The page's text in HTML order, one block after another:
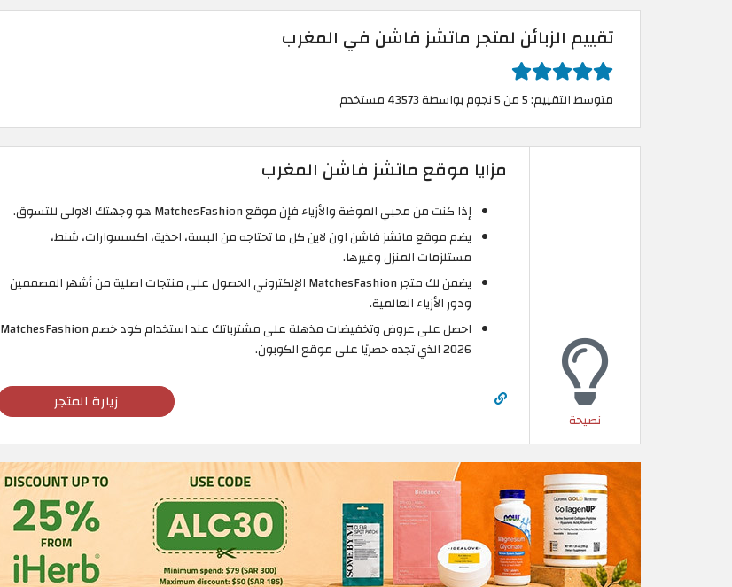
تقييم الزبائن لمتجر ماتشز فاشن في المغرب
متوسط التقييم: 5 من 5 نجوم بواسطة 43573 مستخدم
نصيحة
مزايا موقع ماتشز فاشن المغرب
إذا كنت من محبي الموضة والأزياء فإن موقع MatchesFashion هو وجهتك الاولى للتسوق.
يضم موقع ماتشز فاشن اون لاين كل ما تحتاجه من البسة، احذية، اكسسوارات، شنط،
مستلزمات المنزل وغيرها.
يضمن لك متجر MatchesFashion الإلكتروني الحصول على منتجات اصلية من أشهر المصممين
ودور الأزياء العالمية.
احصل على عروض وتخفيضات مذهلة على مشترياتك عند استخدام كود خصم MatchesFashion
2026 الذي تجده حصريًا على موقع الكوبون.
زيارة المتجر